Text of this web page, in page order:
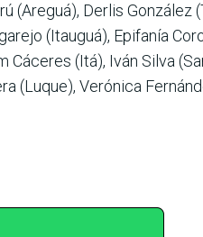
(Areguá), Derlis González
(Itauguá), Epifanía
Cáceres (Itá), Iván Silva
(Luque), Verónica